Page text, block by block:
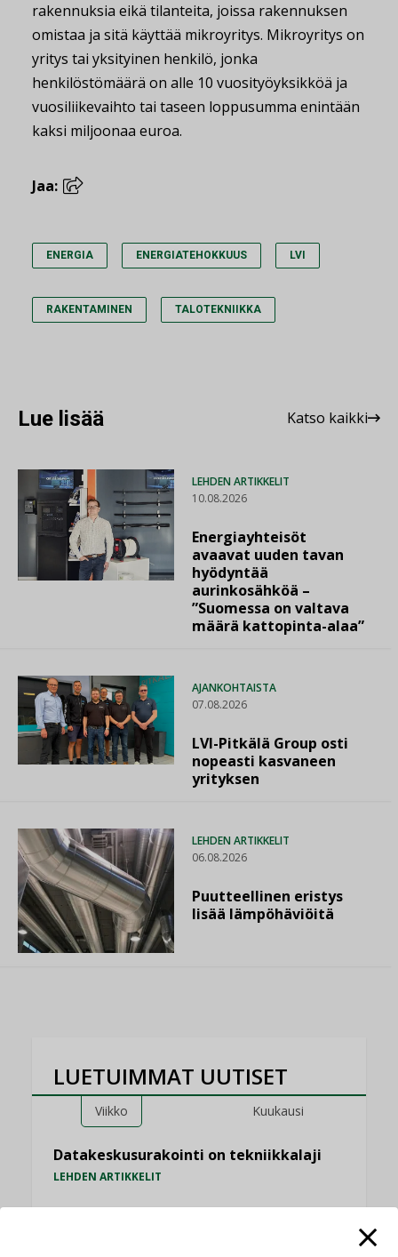
rakennuksia eikä tilanteita, joissa rakennuksen
omistaa ja sitä käyttää mikroyritys. Mikroyritys on
yritys tai yksityinen henkilö, jonka
henkilöstömäärä on alle 10 vuosityöyksikköä ja
vuosiliikevaihto tai taseen loppusumma enintään
kaksi miljoonaa euroa.
Jaa:
ENERGIA ENERGIATEHOKKUUS LVI
RAKENTAMINEN TALOTEKNIIKKA
Lue lisää Katso kaikki
LEHDEN ARTIKKELIT
10.08.2026
Energiayhteisöt
avaavat uuden tavan
hyödyntää
aurinkosähköä –
”Suomessa on valtava
määrä kattopinta-alaa”
AJANKOHTAISTA
07.08.2026
LVI-Pitkälä Group osti
nopeasti kasvaneen
yrityksen
LEHDEN ARTIKKELIT
06.08.2026
Puutteellinen eristys
lisää lämpöhäviöitä
LUETUIMMAT UUTISET
Viikko Kuukausi
Datakeskusurakointi on tekniikkalaji
LEHDEN ARTIKKELIT
Jarno Hacklin Cervin yrityskaupasta: